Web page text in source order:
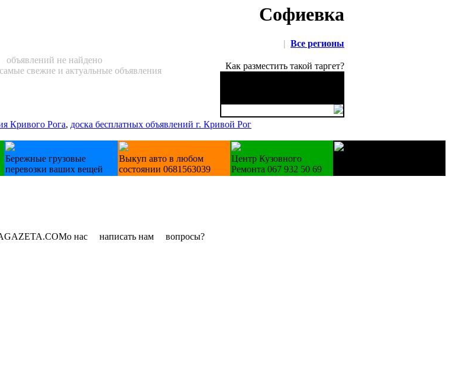
Софиевка
| Все регионы
объявлений не найдено
свежие и актуальные объявления
Как разместить такой таргет?
Кривого Рога, доска бесплатных объявлений г. Кривой Рог
Бережные грузовые
перевозки ваших вещей
Выкуп авто в любом
состоянии 0681563039
Центр Кузовного
Ремонта 067 932 50 69
о нас написать нам вопросы?